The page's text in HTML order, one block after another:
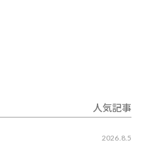
人気記事
2026.8.5